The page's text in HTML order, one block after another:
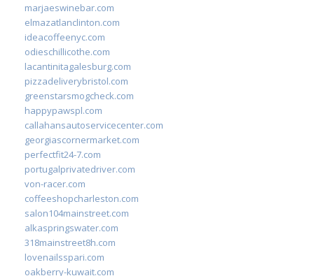
marjaeswinebar.com
elmazatlanclinton.com
ideacoffeenyc.com
odieschillicothe.com
lacantinitagalesburg.com
pizzadeliverybristol.com
greenstarsmogcheck.com
happypawspl.com
callahansautoservicecenter.com
georgiascornermarket.com
perfectfit24-7.com
portugalprivatedriver.com
von-racer.com
coffeeshopcharleston.com
salon104mainstreet.com
alkaspringswater.com
318mainstreet8h.com
lovenailsspari.com
oakberry-kuwait.com